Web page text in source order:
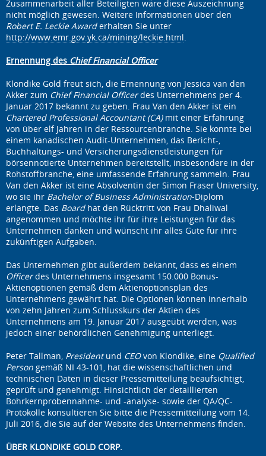
Zusammenarbeit aller Beteiligten wäre diese Auszeichnung
nicht möglich gewesen. Weitere Informationen über den
Robert E. Leckie Awarderhalten Sie unter
http://www.emr.gov.yk.ca/mining/leckie.html.
Ernennung des Chief Financial Officer
Klondike Gold freut sich, die Ernennung von Jessica van den
Akker zum Chief Financial Officerdes Unternehmens per 4.
Januar 2017 bekannt zu geben. Frau Van den Akker ist ein
Chartered Professional Accountant (CA)mit einer Erfahrung
von über elf Jahren in der Ressourcenbranche. Sie konnte bei
einem kanadischen Audit-Unternehmen, das Bericht-,
Buchhaltungs- und Versicherungsdienstleistungen für
börsennotierte Unternehmen bereitstellt, insbesondere in der
Rohstoffbranche, eine umfassende Erfahrung sammeln. Frau
Van den Akker ist eine Absolventin der Simon Fraser University,
wo sie ihr Bachelor of Business Administration-Diplom
erlangte. Das Boardhat den Rücktritt von Frau Dhaliwal
angenommen und möchte ihr für ihre Leistungen für das
Unternehmen danken und wünscht ihr alles Gute für ihre
zukünftigen Aufgaben.
Das Unternehmen gibt außerdem bekannt, dass es einem
Officerdes Unternehmens insgesamt 150.000 Bonus-
Aktienoptionen gemäß dem Aktienoptionsplan des
Unternehmens gewährt hat. Die Optionen können innerhalb
von zehn Jahren zum Schlusskurs der Aktien des
Unternehmens am 19. Januar 2017 ausgeübt werden, was
jedoch einer behördlichen Genehmigung unterliegt.
Peter Tallman, Presidentund CEOvon Klondike, eine Qualified
Person gemäß NI 43-101, hat die wissenschaftlichen und
technischen Daten in dieser Pressemitteilung beaufsichtigt,
geprüft und genehmigt. Hinsichtlich der detaillierten
Bohrkernprobennahme- und -analyse- sowie der QA/QC-
Protokolle konsultieren Sie bitte die Pressemitteilung vom 14.
Juli 2016, die Sie auf der Website des Unternehmens finden.
ÜBER KLONDIKE GOLD CORP.